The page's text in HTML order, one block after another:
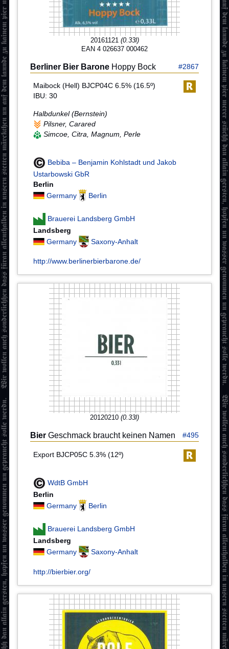
20161121 (0.33l)
EAN 4 026637 000462
Berliner Bier Barone Hoppy Bock #2867
Maibock (Hell) BJCP04C 6.5% (16.5º)
IBU: 30
Halbdunkel (Bernstein)
Pilsner, Carared
Simcoe, Citra, Magnum, Perle
Bebiba – Benjamin Kohlstadt und Jakob
Ustarbowski GbR
Berlin
Germany
Berlin
Brauerei Landsberg GmbH
Landsberg
Germany
Saxony-Anhalt
http://www.berlinerbierbarone.de/
20120210 (0.33l)
Bier Geschmack braucht keinen Namen #495
Export BJCP05C 5.3% (12º)
WdtB GmbH
Berlin
Germany
Berlin
Brauerei Landsberg GmbH
Landsberg
Germany
Saxony-Anhalt
http://bierbier.org/